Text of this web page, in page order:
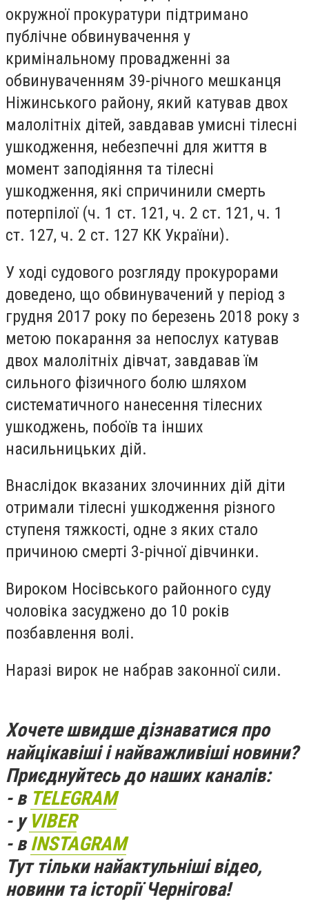
окружної прокуратури підтримано
публічне обвинувачення у
кримінальному провадженні за
обвинуваченням 39-річного мешканця
Ніжинського району, який катував двох
малолітніх дітей, завдавав умисні тілесні
ушкодження, небезпечні для життя в
момент заподіяння та тілесні
ушкодження, які спричинили смерть
потерпілої (ч. 1 ст. 121, ч. 2 ст. 121, ч. 1
ст. 127, ч. 2 ст. 127 КК України).
У ході судового розгляду прокурорами
доведено, що обвинувачений у період з
грудня 2017 року по березень 2018 року з
метою покарання за непослух катував
двох малолітніх дівчат, завдавав їм
сильного фізичного болю шляхом
систематичного нанесення тілесних
ушкоджень, побоїв та інших
насильницьких дій.
Внаслідок вказаних злочинних дій діти
отримали тілесні ушкодження різного
ступеня тяжкості, одне з яких стало
причиною смерті 3-річної дівчинки.
Вироком Носівського районного суду
чоловіка засуджено до 10 років
позбавлення волі.
Наразі вирок не набрав законної сили.
Хочете швидше дізнаватися про
найцікавіші і найважливіші новини?
Приєднуйтесь до наших каналів:
- в TELEGRAM
- у VIBER
- вINSTAGRAM
Тут тільки найактульніші відео,
новини та історії Чернігова!